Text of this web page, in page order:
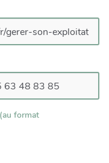
format